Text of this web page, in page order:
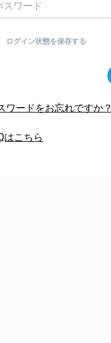
ログイン状態を保存する
ワードをお忘れですか？
はこちら